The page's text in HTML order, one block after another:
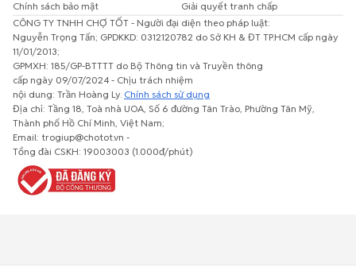
Chính sách bảo mật
Giải quyết tranh chấp
CÔNG TY TNHH CHỢ TỐT - Người đại diện theo pháp luật:
Nguyễn Trọng Tấn; GPDKKD: 0312120782 do Sở KH & ĐT TP.HCM cấp ngày
11/01/2013;
GPMXH: 185/GP-BTTTT do Bộ Thông tin và Truyền thông
cấp ngày 09/07/2024 - Chịu trách nhiệm
nội dung: Trần Hoàng Ly. Chính sách sử dụng
Địa chỉ: Tầng 18, Toà nhà UOA, Số 6 đường Tân Trào, Phường Tân Mỹ,
Thành phố Hồ Chí Minh, Việt Nam;
Email: trogiup@chotot.vn -
Tổng đài CSKH: 19003003 (1.000đ/phút)